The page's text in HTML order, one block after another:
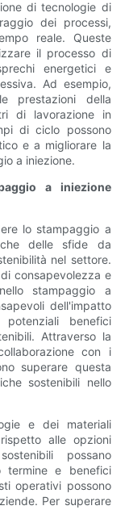
di tecnologie di
dei processi,
reale. Queste
il processo di
energetici e
Ad esempio,
prestazioni della
di lavorazione in
di ciclo possono
e a migliorare la
a iniezione.
a iniezione
lo stampaggio a
delle sfide da
nel settore.
consapevolezza e
stampaggio a
dell'impatto
benefici
Attraverso la
con i
superare questa
sostenibili nello
e dei materiali
alle opzioni
possano
termine e benefici
operativi possono
Per superare